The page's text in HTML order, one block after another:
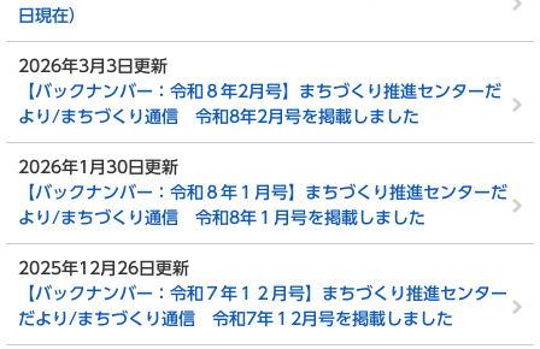
日現在）
2026年3月3日更新
【バックナンバー：令和８年2月号】まちづくり推進センターだ
より/まちづくり通信 令和8年2月号を掲載しました
2026年1月30日更新
【バックナンバー：令和８年１月号】まちづくり推進センターだ
より/まちづくり通信 令和8年１月号を掲載しました
2025年12月26日更新
【バックナンバー：令和７年１２月号】まちづくり推進センター
だより/まちづくり通信 令和7年１2月号を掲載しました